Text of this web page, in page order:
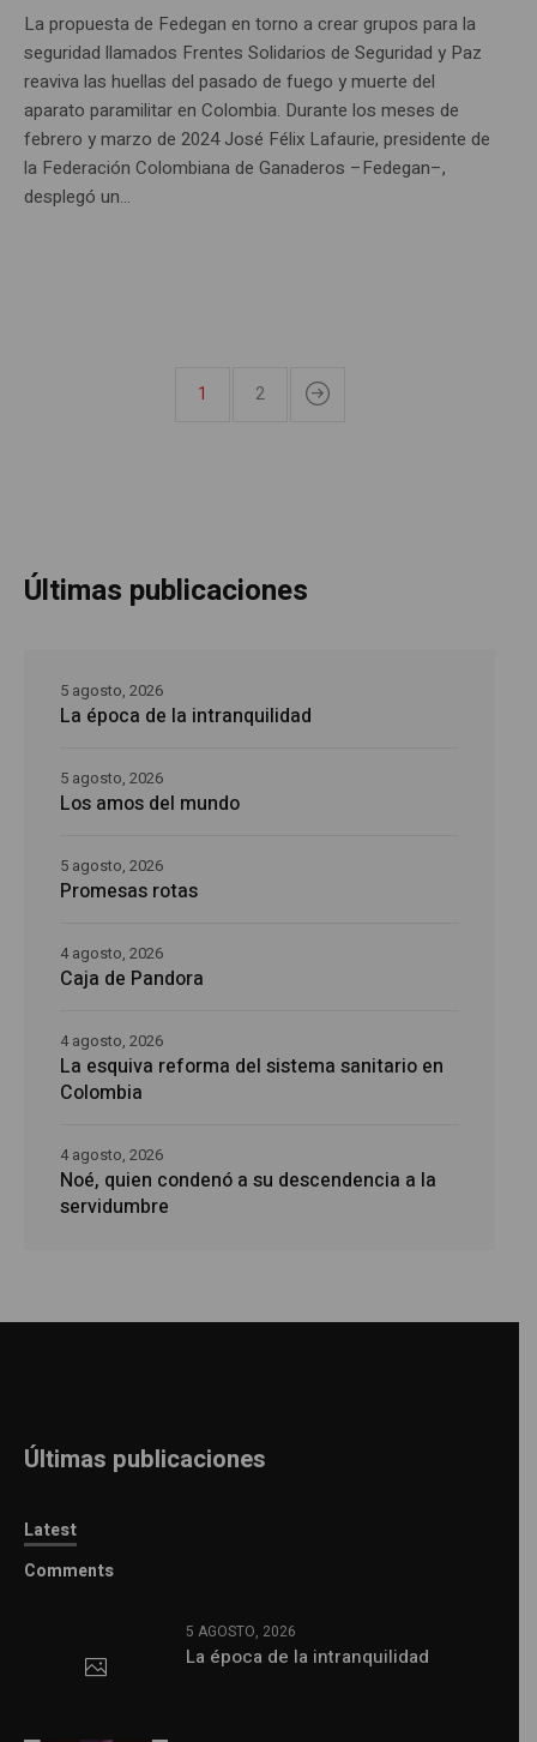
La propuesta de Fedegan en torno a crear grupos para la
seguridad llamados Frentes Solidarios de Seguridad y Paz
reaviva las huellas del pasado de fuego y muerte del
aparato paramilitar en Colombia. Durante los meses de
febrero y marzo de 2024 José Félix Lafaurie, presidente de
la Federación Colombiana de Ganaderos –Fedegan–,
desplegó un...
1 2
Últimas publicaciones
La época de la intranquilidad
5 agosto, 2026
Los amos del mundo
5 agosto, 2026
Promesas rotas
5 agosto, 2026
Caja de Pandora
4 agosto, 2026
La esquiva reforma del sistema sanitario en
Colombia
4 agosto, 2026
Noé, quien condenó a su descendencia a la
servidumbre
4 agosto, 2026
Últimas publicaciones
Latest
Comments
5 AGOSTO, 2026
La época de la intranquilidad